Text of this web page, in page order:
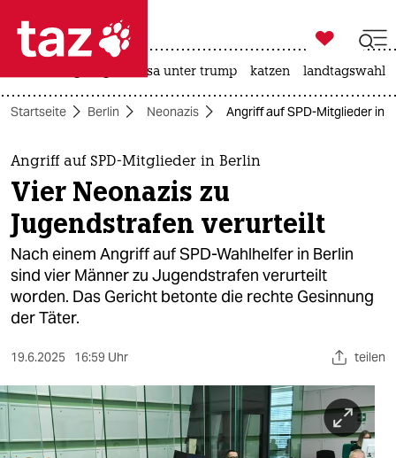
 taz zahl ich
taz zahl ich
themen
politik
öko
gesellschaft
kultur
sport
berlin
nord

taz zahl ich
usa unter trump katzen landtagswahl
Startseite Berlin Neonazis Angriff auf SPD-Mitglieder in
Angriff auf SPD-Mitglieder in Berlin
Vier Neonazis zu
Jugendstrafen verurteilt
Nach einem Angriff auf SPD-Wahlhelfer in Berlin
sind vier Männer zu Jugendstrafen verurteilt
worden. Das Gericht betonte die rechte Gesinnung
der Täter.
19.6.2025 16:59 Uhr teilen